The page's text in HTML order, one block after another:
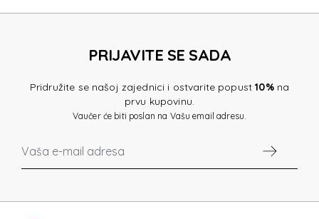
PRIJAVITE SE SADA
Pridružite se našoj zajednici i ostvarite popust10%na
prvu kupovinu.
Vaučer će biti poslan na Vašu email adresu.